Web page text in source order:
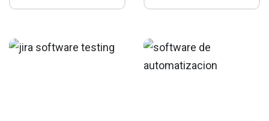
paralelización,
buenas prácticas y
editoriales de
gobernanza,
supervisión